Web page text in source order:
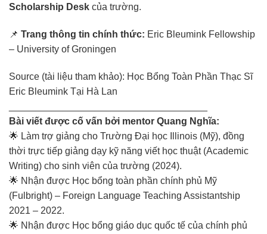
Scholarship Desk của trường.
📌 Trang thông tin chính thức: Eric Bleumink Fellowship
– University ofGroningen
Source (tài liệu tham khảo): Học Bổng Toàn Phần Thạc Sĩ
Eric Bleumink Tại Hà Lan
Bài viết được cố vấn bởi mentor Quang Nghĩa:
🌟 Làm trợ giảng cho Trường Đại học Illinois (Mỹ), đồng
thời trực tiếp giảng dạy kỹ năng viết học thuật (Academic
Writing) cho sinh viên của trường (2024).
🌟 Nhận được Học bổng toàn phần chính phủ Mỹ
(Fulbright) – Foreign Language Teaching Assistantship
2021 – 2022.
🌟 Nhận được Học bổng giáo dục quốc tế của chính phủ